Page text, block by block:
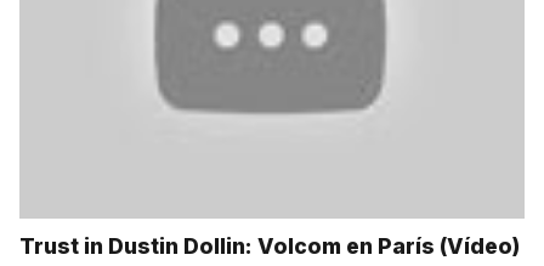
Trust in Dustin Dollin: Volcom en París (Vídeo)